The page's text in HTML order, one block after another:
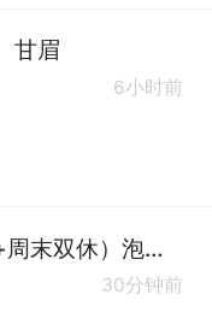
甘眉
6小时前
精料配料员（五险+提供食宿+周末双休）泡菜城
30分钟前